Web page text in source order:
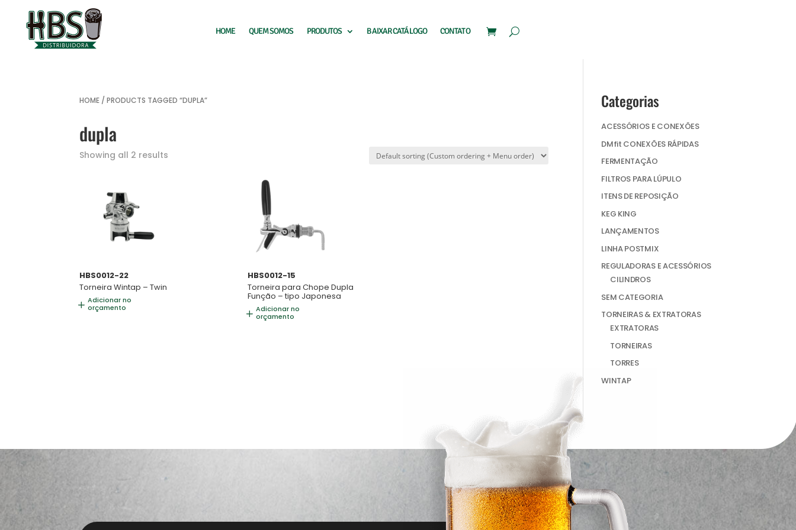
HOME QUEM SOMOS PRODUTOS BAIXAR CATÁLOGO CONTATO
HOME / PRODUCTS TAGGED “DUPLA”
dupla
Showing all 2 results
HBS0012-22
Torneira Wintap – Twin
Adicionar no
orçamento
HBS0012-15
Torneira para Chope Dupla
Função – tipo Japonesa
Adicionar no
orçamento
Categorias
ACESSÓRIOS E CONEXÕES
DMfit CONEXÕES RÁPIDAS
FERMENTAÇÃO
FILTROS PARA LÚPULO
ITENS DE REPOSIÇÃO
KEG KING
LANÇAMENTOS
LINHA POSTMIX
REGULADORAS E ACESSÓRIOS
CILINDROS
SEM CATEGORIA
TORNEIRAS & EXTRATORAS
EXTRATORAS
TORNEIRAS
TORRES
WINTAP